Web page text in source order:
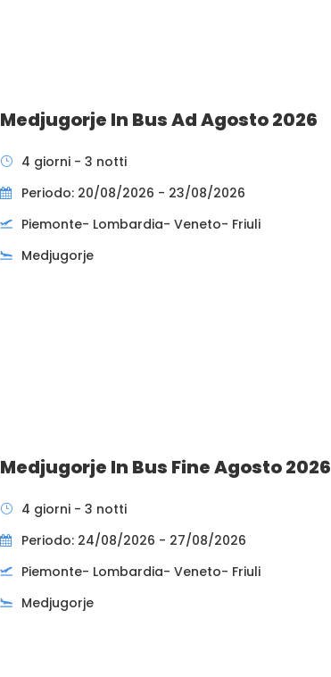
Medjugorje In Bus Ad Agosto 2026
4 giorni - 3 notti
Periodo: 20/08/2026 - 23/08/2026
Piemonte- Lombardia- Veneto- Friuli
Medjugorje
Medjugorje In Bus Fine Agosto 2026
4 giorni - 3 notti
Periodo: 24/08/2026 - 27/08/2026
Piemonte- Lombardia- Veneto- Friuli
Medjugorje